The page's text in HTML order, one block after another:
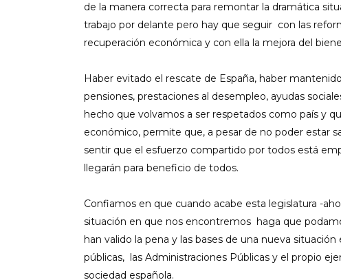
de la manera correcta para remontar la dramática
trabajo por delante pero hay que seguir con las
recuperación económica y con ella la mejora del
Haber evitado el rescate de España, haber
pensiones, prestaciones al desempleo, ayudas
hecho que volvamos a ser respetados como país y
económico, permite que, a pesar de no poder estar
sentir que el esfuerzo compartido por todos está
llegarán para beneficio de todos.
Confiamos en que cuando acabe esta legislatura -
situación en que nos encontremos haga que
han valido la pena y las bases de una nueva
públicas, las Administraciones Públicas y el propio
sociedad española.